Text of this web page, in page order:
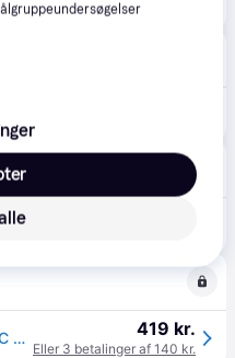
SanDisk Extreme Pro microSDXC-hukommelseskort SDSQXCD-128G-GN6MA - 128 GB
SanDisk Extreme Pro Micro SDXC Kort 128GB V30 A2 (UHS-I) 419 kr.
Eller 3 betalinger af 140 kr.